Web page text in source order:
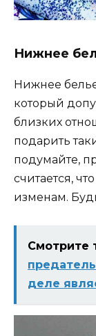
Нижнее
Нижнее
который
близких
подарить
подумайте,
считается,
изменам.
Смотрите
деле